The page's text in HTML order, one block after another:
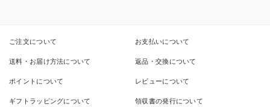
ご注文について お支払いについて
送料・お届け方法について 返品・交換について
ポイントについて レビューについて
ギフトラッピングについて 領収書の発行について